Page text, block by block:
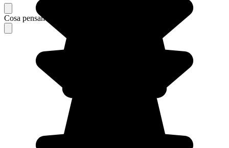
Cosa pensano i nostri viaggiatori del loro soggiorno